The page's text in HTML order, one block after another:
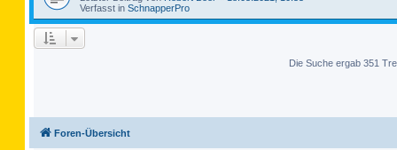
Verfasst in SchnapperPro
Die Suche ergab 351
Foren-Übersicht